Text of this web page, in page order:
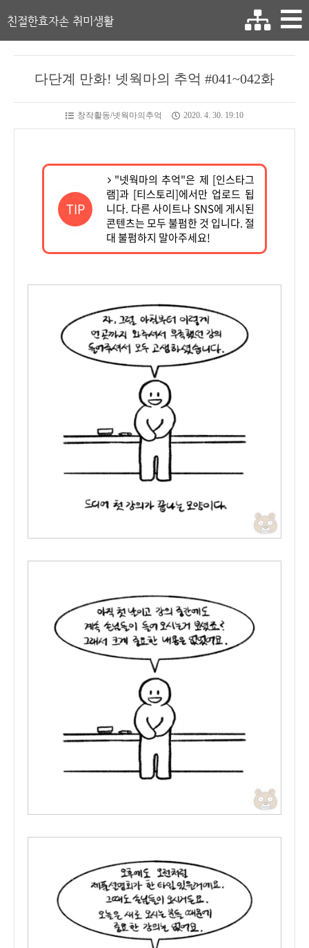
친절한효자손 취미생활
다단계 만화! 넷웍마의 추억 #041~042화
창작활동/넷웍마의추억 2020. 4. 30. 19:10
TIP
"넷웍마의 추억"은 제 [인스타그
램]과 [티스토리]에서만 업로드 됩
니다. 다른 사이트나 SNS에 게시된
콘텐츠는 모두 불펌한 것 입니다. 절
대 불펌하지 말아주세요!